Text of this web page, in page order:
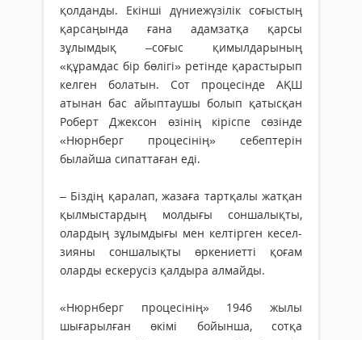
қолданды. Екінші дүниежүзілік соғыстың
қарсаңында ғана адамзатқа қарсы
зұлымдық –соғыс қимылдарының
«құрамдас бір бөлігі» ретінде қарастырып
келген болатын. Сот процесінде АҚШ
атынан бас айыптаушы болып қатысқан
Роберт Джексон өзінің кіріспе сөзінде
«Нюрнберг процесінің» себептерін
былайша сипаттаған еді.
– Біздің қаралап, жазаға тартқалы жатқан
қыл­мыстардың молдығы соншалықты,
олардың зұлым­­дығы мен келтірген кесел-
зияны соншалықты өрке­ниетті қоғам
оларды ескерусіз қалдыра алмайды.
«Нюрнберг процесінің» 1946 жылы
шығарылған өкімі бойынша, сотқа